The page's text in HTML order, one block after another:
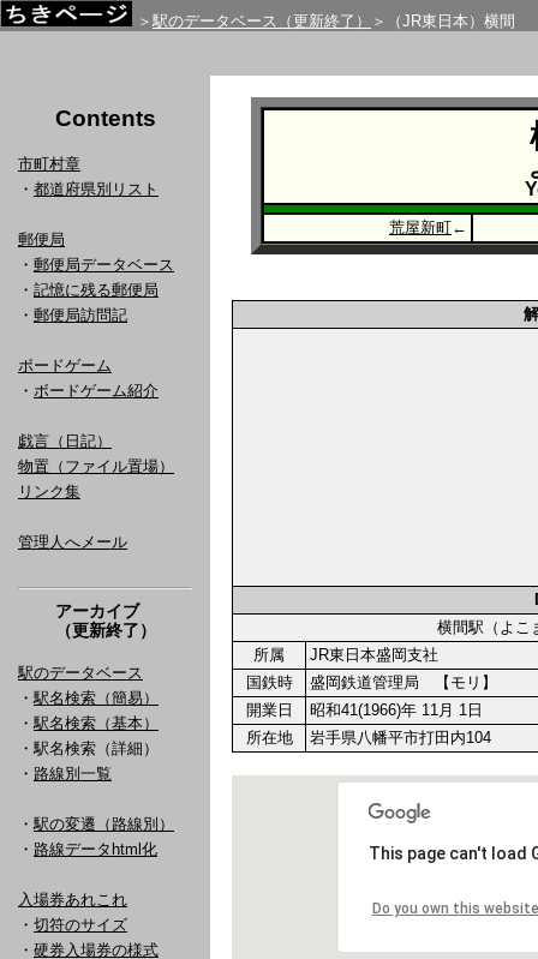
＞ 駅のデータベース（更新終了） ＞（JR東日本）横間
Contents
市町村章
・ 都道府県別リスト
郵便局
・ 郵便局データベース
・ 記憶に残る郵便局
・ 郵便局訪問記
ボードゲーム
・ ボードゲーム紹介
戯言（日記）
物置（ファイル置場）
リンク集
管理人へメール
アーカイブ
（更新終了）
駅のデータベース
・ 駅名検索（簡易）
・ 駅名検索（基本）
・駅名検索（詳細）
・ 路線別一覧
・ 駅の変遷（路線別）
・ 路線データhtml化
入場券あれこれ
・ 切符のサイズ
・ 硬券入場券の様式
荒屋新町←
横間駅（よ
所属
JR東日本盛岡支社
国鉄時
盛岡鉄道管理局 【モリ】
開業日
昭和41(1966)年 11月 1日
所在地
岩手県八幡平市打田内104